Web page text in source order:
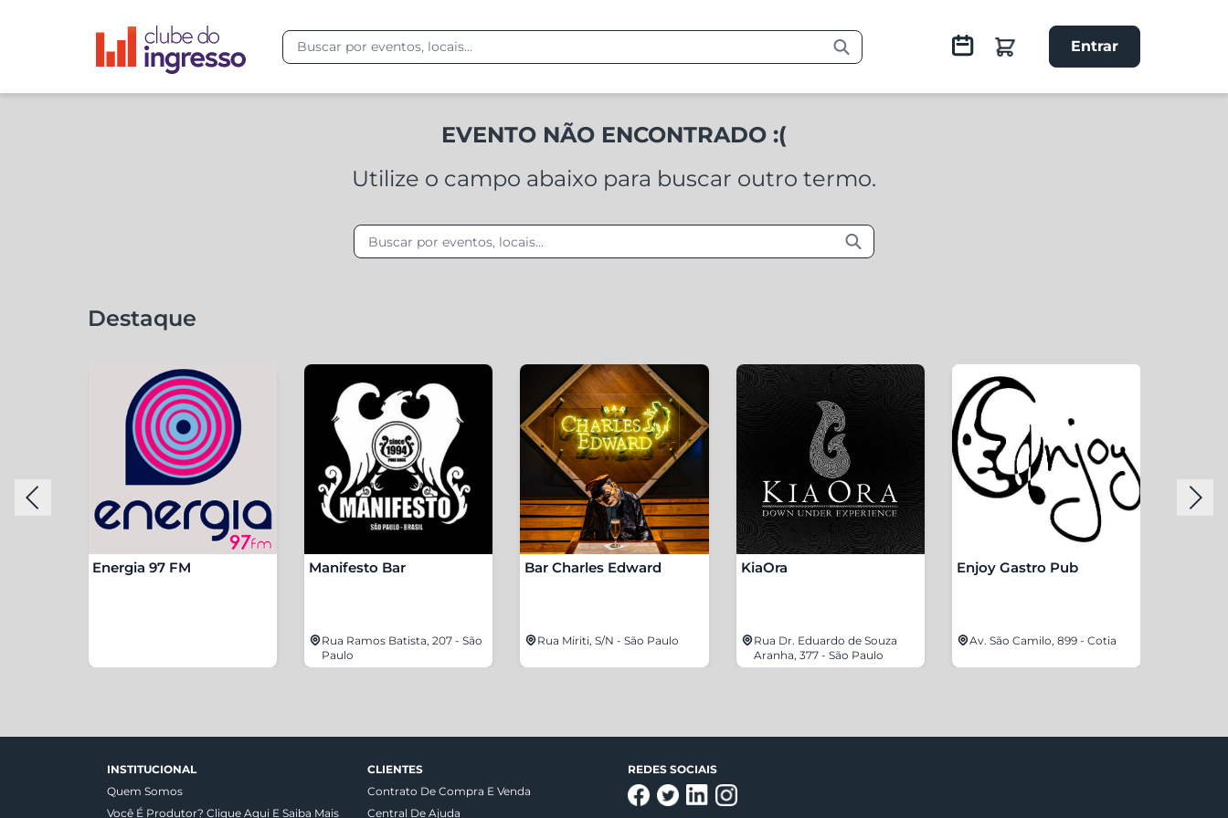
Entrar
EVENTO NÃO ENCONTRADO :(
Utilize o campo abaixo para buscar outro termo.
Destaque
Energia 97 FM Manifesto Bar
Rua Ramos Batista, 207 - São
Paulo
Bar Charles Edward
Rua Miriti, S/N - São Paulo
KiaOra
Rua Dr. Eduardo de Souza
Aranha, 377 - São Paulo
Enjoy Gastro Pub
Av. São Camilo, 899 - Cotia
INSTITUCIONAL
Quem Somos
Você É Produtor? Clique Aqui E Saiba Mais
CLIENTES
Contrato De Compra E Venda
Central De Ajuda
REDES SOCIAIS